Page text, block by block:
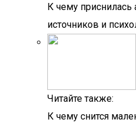
К чему
источников и
Читайте также:
К чему снится